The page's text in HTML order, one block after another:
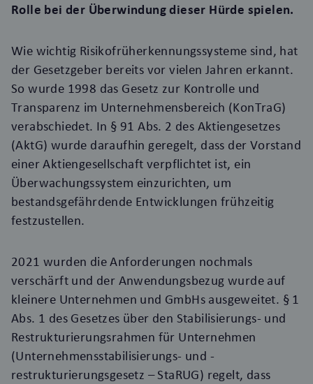
Rolle bei der Überwindung dieser Hürde spielen.
Wie wichtig Risikofrüherkennungssysteme sind, hat
der Gesetzgeber bereits vor vielen Jahren erkannt.
So wurde 1998 das Gesetz zur Kontrolle und
Transparenz im Unternehmensbereich (KonTraG)
verabschiedet. In § 91 Abs. 2 des Aktiengesetzes
(AktG) wurde daraufhin geregelt, dass der Vorstand
einer Aktiengesellschaft verpflichtet ist, ein
Überwachungssystem einzurichten, um
bestandsgefährdende Entwicklungen frühzeitig
festzustellen.
2021 wurden die Anforderungen nochmals
verschärft und der Anwendungsbezug wurde auf
kleinere Unternehmen und GmbHs ausgeweitet. § 1
Abs. 1 des Gesetzes über den Stabilisierungs- und
Restrukturierungsrahmen für Unternehmen
(Unternehmensstabilisierungs- und -
restrukturierungsgesetz – StaRUG) regelt, dass